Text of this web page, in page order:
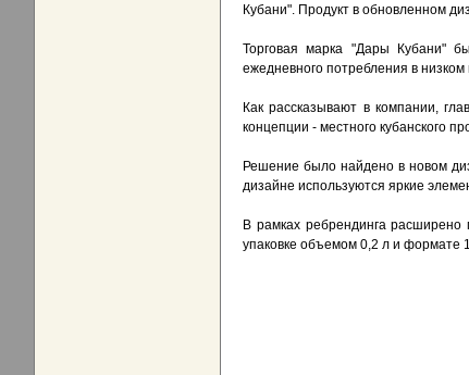
Кубани". Продукт в обновленном
Торговая марка "Дары Кубани"
ежедневного потребления в
Как рассказывают в компании,
концепции - местного кубанского
Решение было найдено в новом
дизайне используются яркие
В рамках ребрендинга расширено
упаковке объемом 0,2 л и формате